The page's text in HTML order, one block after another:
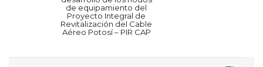
de equipamiento del
Proyecto Integral de
Revitalización del Cable
Aéreo Potosí – PIR CAP